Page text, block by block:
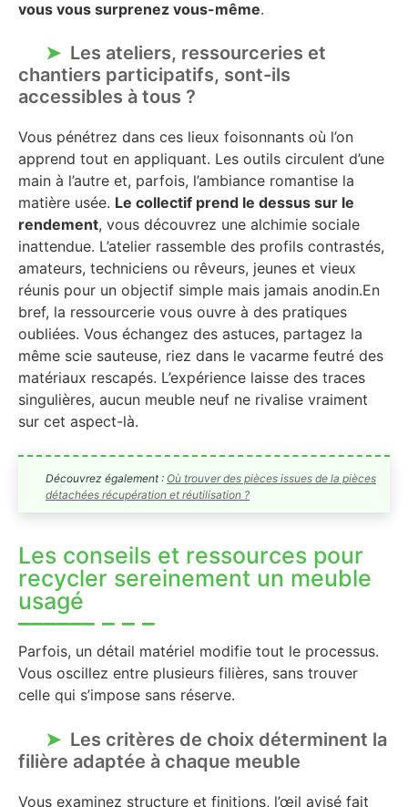
vous vous surprenez vous-même.
Les ateliers, ressourceries et
chantiers participatifs, sont-ils
accessibles à tous ?
Vous pénétrez dans ces lieux foisonnants où l’on
apprend tout en appliquant. Les outils circulent d’une
main à l’autre et, parfois, l’ambiance romantise la
matière usée. Le collectif prend le dessus sur le
rendement, vous découvrez une alchimie sociale
inattendue. L’atelier rassemble des profils contrastés,
amateurs, techniciens ou rêveurs, jeunes et vieux
réunis pour un objectif simple mais jamais anodin.En
bref, la ressourcerie vous ouvre à des pratiques
oubliées. Vous échangez des astuces, partagez la
même scie sauteuse, riez dans le vacarme feutré des
matériaux rescapés. L’expérience laisse des traces
singulières, aucun meuble neuf ne rivalise vraiment
sur cet aspect-là.
Découvrez également : Où trouver des pièces issues de la pièces
détachées récupération et réutilisation ?
Les conseils et ressources pour
recycler sereinement un meuble
usagé
Parfois, un détail matériel modifie tout le processus.
Vous oscillez entre plusieurs filières, sans trouver
celle qui s’impose sans réserve.
Les critères de choix déterminent la
filière adaptée à chaque meuble
Vous examinez structure et finitions, l’œil avisé fait